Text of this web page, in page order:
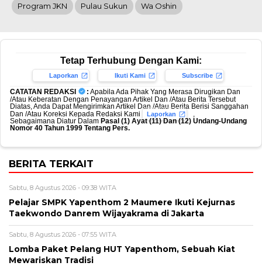
Program JKN Pulau Sukun Wa Oshin
Tetap Terhubung Dengan Kami:
Laporkan Ikuti Kami Subscribe
CATATAN REDAKSI : Apabila Ada Pihak Yang Merasa Dirugikan Dan
/Atau Keberatan Dengan Penayangan Artikel Dan /Atau Berita Tersebut
Diatas, Anda Dapat Mengirimkan Artikel Dan /Atau Berita Berisi Sanggahan
Dan /Atau Koreksi Kepada Redaksi Kami
Laporkan
,
Sebagaimana Diatur Dalam Pasal (1) Ayat (11) Dan (12) Undang-Undang
Nomor 40 Tahun 1999 Tentang Pers.
BERITA TERKAIT
Sabtu, 8 Agustus 2026 - 09:38 WITA
Pelajar SMPK Yapenthom 2 Maumere Ikuti Kejurnas
Taekwondo Danrem Wijayakrama di Jakarta
Sabtu, 8 Agustus 2026 - 07:55 WITA
Lomba Paket Pelang HUT Yapenthom, Sebuah Kiat
Mewariskan Tradisi